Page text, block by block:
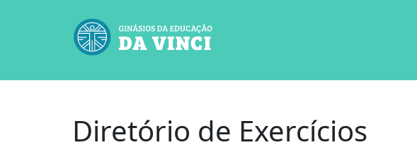
Diretório de Exercícios